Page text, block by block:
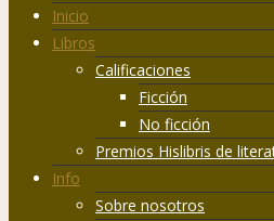
Inicio
Libros
Calificaciones
Ficción
No ficción
Premios Hislibris de
Info
Sobre nosotros